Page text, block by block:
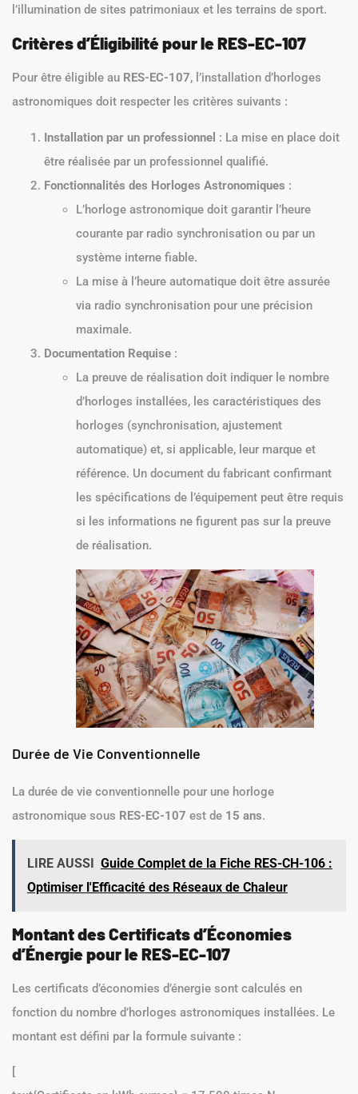
l’illumination de sites patrimoniaux et les terrains de sport.
Critères d’Éligibilité pour le RES-EC-107
Pour être éligible au RES-EC-107, l’installation d’horloges
astronomiques doit respecter les critères suivants :
Installation par un professionnel : La mise en place doit
être réalisée par un professionnel qualifié.
Fonctionnalités des Horloges Astronomiques :
L’horloge astronomique doit garantir l’heure
courante par radio synchronisation ou par un
système interne fiable.
La mise à l’heure automatique doit être assurée
via radio synchronisation pour une précision
maximale.
Documentation Requise :
La preuve de réalisation doit indiquer le nombre
d’horloges installées, les caractéristiques des
horloges (synchronisation, ajustement
automatique) et, si applicable, leur marque et
référence. Un document du fabricant confirmant
les spécifications de l’équipement peut être requis
si les informations ne figurent pas sur la preuve
de réalisation.
Durée de Vie Conventionnelle
La durée de vie conventionnelle pour une horloge
astronomique sous RES-EC-107 est de 15 ans.
LIRE AUSSI Guide Complet de la Fiche RES-CH-106 :
Optimiser l'Efficacité des Réseaux de Chaleur
Montant des Certificats d’Économies
d’Énergie pour le RES-EC-107
Les certificats d’économies d’énergie sont calculés en
fonction du nombre d’horloges astronomiques installées. Le
montant est défini par la formule suivante :
[